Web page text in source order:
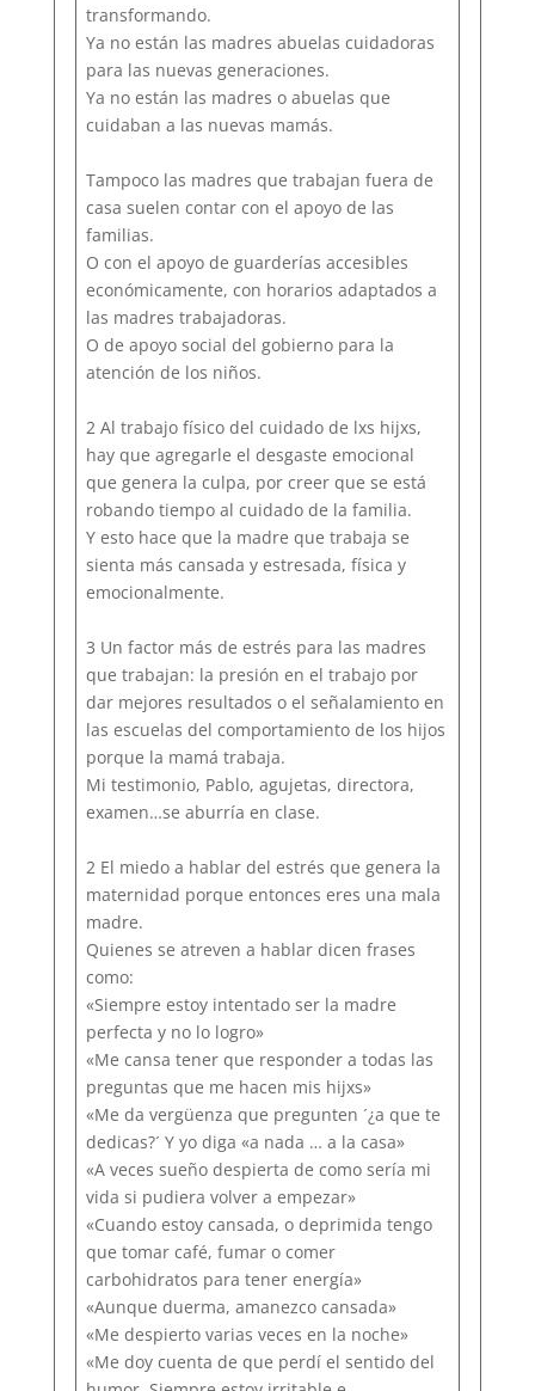
transformando.
Ya no están las madres abuelas cuidadoras
para las nuevas generaciones.
Ya no están las madres o abuelas que
cuidaban a las nuevas mamás.
Tampoco las madres que trabajan fuera de
casa suelen contar con el apoyo de las
familias.
O con el apoyo de guarderías accesibles
económicamente, con horarios adaptados a
las madres trabajadoras.
O de apoyo social del gobierno para la
atención de los niños.
2 Al trabajo físico del cuidado de lxs hijxs,
hay que agregarle el desgaste emocional
que genera la culpa, por creer que se está
robando tiempo al cuidado de la familia.
Y esto hace que la madre que trabaja se
sienta más cansada y estresada, física y
emocionalmente.
3 Un factor más de estrés para las madres
que trabajan: la presión en el trabajo por
dar mejores resultados o el señalamiento en
las escuelas del comportamiento de los hijos
porque la mamá trabaja.
Mi testimonio, Pablo, agujetas, directora,
examen…se aburría en clase.
2 El miedo a hablar del estrés que genera la
maternidad porque entonces eres una mala
madre.
Quienes se atreven a hablar dicen frases
como:
«Siempre estoy intentado ser la madre
perfecta y no lo logro»
«Me cansa tener que responder a todas las
preguntas que me hacen mis hijxs»
«Me da vergüenza que pregunten ´¿a que te
dedicas?´ Y yo diga «a nada … a la casa»
«A veces sueño despierta de como sería mi
vida si pudiera volver a empezar»
«Cuando estoy cansada, o deprimida tengo
que tomar café, fumar o comer
carbohidratos para tener energía»
«Aunque duerma, amanezco cansada»
«Me despierto varias veces en la noche»
«Me doy cuenta de que perdí el sentido del